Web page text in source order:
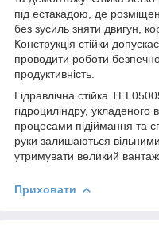
під естакадою, де
без зусиль зняти двигун,
Конструкція стійки
проводити роботи
продуктивність.
Гідравлічна стійка
гідроциліндру,
процесами підіймання та
руки залишаються
утримувати великий вантаж
Приховати